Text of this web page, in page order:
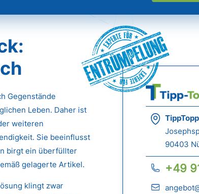
Entrümpelung
90403
+49
Gegenstände
Leben. Daher ist
weiteren
Sie beeinflusst
birgt ein überfüllter
gelagerte Artikel.
klingt zwar